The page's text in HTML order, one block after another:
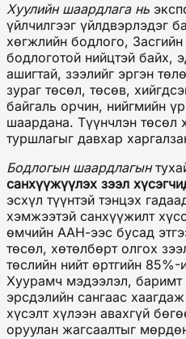
Хуулийн шаардлага нь
үйлчилгээг үйлдвэрлэдэг
хөгжлийн бодлого,
бодлоготой нийцтэй байх,
ашигтай, зээлийг эргэн
зураг төсөл, төсөв,
байгаль орчин, нийгмийн
шаардана. Түүнчлэн төсөл
туршлагыг давхар
Бодлогын шаардлагын
санхүүжүүлэх зээл
эсхүл түүнтэй тэнцэх
хэмжээтэй санхүүжилт
өмчийн ААН-ээс бусад
төсөл, хөтөлбөрт олгох
төслийн нийт өртгийн 85%-
Хуурамч мэдээлэл, баримт
эрсдэлийн сангаас
хүсэлт хүлээн авахгүй
оруулан жагсаалтыг